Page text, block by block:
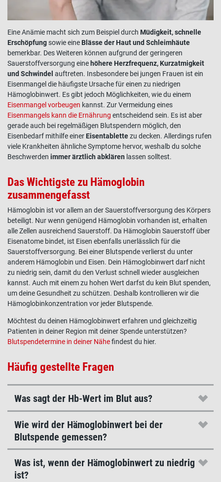
Eine Anämie macht sich zum Beispiel durch Müdigkeit, schnelle
Erschöpfungsowie eine Blässe der Haut und Schleimhäute
bemerkbar. Des Weiteren können aufgrund der geringeren
Sauerstoffversorgung eine höhere Herzfrequenz, Kurzatmigkeit
und Schwindel auftreten. Insbesondere bei jungen Frauen ist ein
Eisenmangel die häufigste Ursache für einen zu niedrigen
Hämoglobinwert. Es gibt jedoch Möglichkeiten, wie du einem
Eisenmangel vorbeugen kannst. Zur Vermeidung eines
Eisenmangels kann die Ernährung entscheidend sein. Es ist aber
gerade auch bei regelmäßigen Blutspendern möglich, den
Eisenbedarf mithilfe einer Eisentablettezu decken. Allerdings rufen
viele Krankheiten ähnliche Symptome hervor, weshalb du solche
Beschwerden immer ärztlich abklären lassen solltest.
Das Wichtigste zu Hämoglobin
zusammengefasst
Hämoglobin ist vor allem an der Sauerstoffversorgung des Körpers
beteiligt. Nur wenn genügend Hämoglobin vorhanden ist, erhalten
alle Zellen ausreichend Sauerstoff. Da Hämoglobin Sauerstoff über
Eisenatome bindet, ist Eisen ebenfalls unerlässlich für die
Sauerstoffversorgung. Bei einer Blutspendeverlierst du unter
anderem Hämoglobin und Eisen. Dein Hämoglobinwert darf nicht
zu niedrig sein, damit du den Verlust schnell wieder ausgleichen
kannst. Auch mit einem zu hohen Wert darfst du kein Blut spenden,
um deine Gesundheit zu schützen. Deshalb kontrollieren wir die
Hämoglobinkonzentration vor jeder Blutspende.
Möchtest du deinen Hämoglobinwert erfahren und gleichzeitig
Patienten in deiner Region mit deiner Spende unterstützen?
Blutspendetermine in deiner Nähefindest du hier.
Häufig gestellte Fragen
Was sagt der Hb-Wert im Blut aus?
Wie wird der Hämoglobinwert bei der
Blutspende gemessen?
Was ist, wenn der Hämoglobinwert zu niedrig
ist?